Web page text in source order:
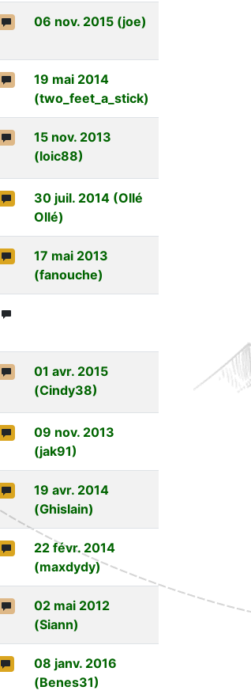
06 nov. 2015 (joe)
19 mai 2014
(two_feet_a_stick)
15 nov. 2013
(loic88)
30 juil. 2014 (Ollé
Ollé)
17 mai 2013
(fanouche)
01 avr. 2015
(Cindy38)
09 nov. 2013
(jak91)
19 avr. 2014
(Ghislain)
22 févr. 2014
(maxdydy)
02 mai 2012
(Siann)
08 janv. 2016
(Benes31)